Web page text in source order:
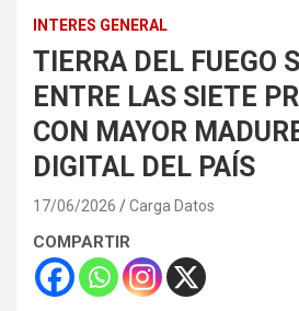
INTERES GENERAL
TIERRA DEL FUEGO
ENTRE LAS SIETE
CON MAYOR
DIGITAL DEL PAÍS
17/06/2026 Carga Datos
COMPARTIR